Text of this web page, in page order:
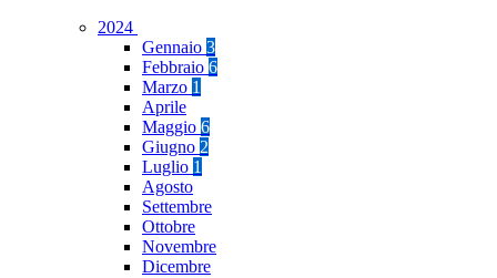
2024
Gennaio 3
Febbraio 6
Marzo 1
Aprile
Maggio 6
Giugno 2
Luglio 1
Agosto
Settembre
Ottobre
Novembre
Dicembre